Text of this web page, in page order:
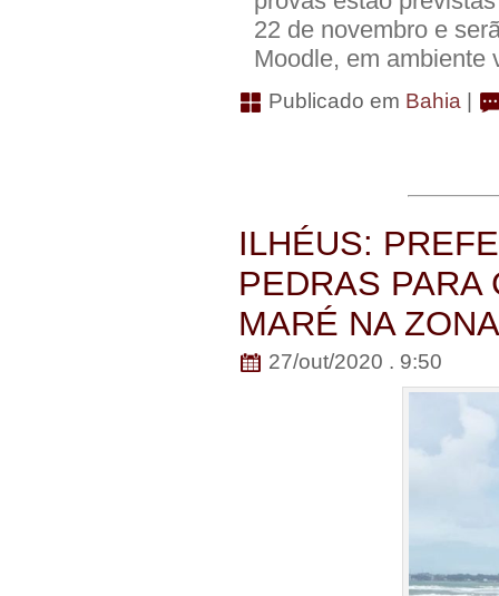
22 de novembro e
Moodle, em ambiente
Publicado em Bahia |
ILHÉUS:
PEDRAS PARA
MARÉ NA
27/out/2020 . 9:50